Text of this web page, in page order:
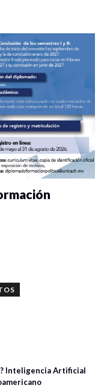
Inteligencia Artificial